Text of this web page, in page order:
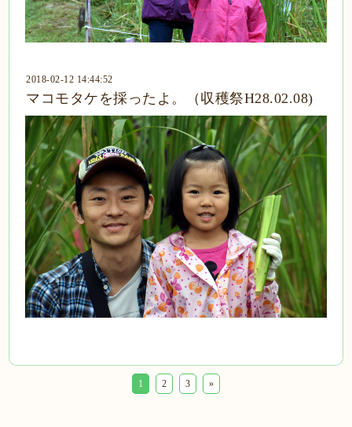
2018-02-12 14:44:52
マコモタケを採ったよ。（収穫祭H28.02.08)
1 2 3 »